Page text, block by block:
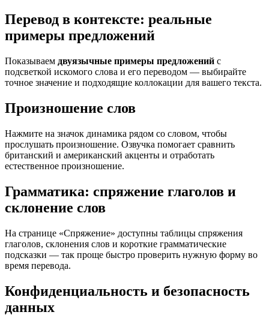
Перевод в контексте: реальные
примеры предложений
Показываем двуязычные примеры предложений с
подсветкой искомого слова и его переводом — выбирайте
точное значение и подходящие коллокации для вашего текста.
Произношение слов
Нажмите на значок динамика рядом со словом, чтобы
прослушать произношение. Озвучка помогает сравнить
британский и американский акценты и отработать
естественное произношение.
Грамматика: спряжение глаголов и
склонение слов
На странице «Спряжение» доступны таблицы спряжения
глаголов, склонения слов и короткие грамматические
подсказки — так проще быстро проверить нужную форму во
время перевода.
Конфиденциальность и безопасность
данных